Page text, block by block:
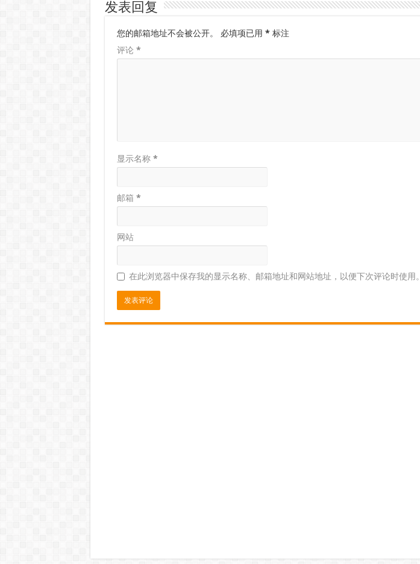
发表回复
您的邮箱地址不会被公开。 必填项已用 * 标注
评论 *
显示名称 *
邮箱 *
网站
在此浏览器中保存我的显示名称、邮箱地址和网站地址，以便下次评论时使用。